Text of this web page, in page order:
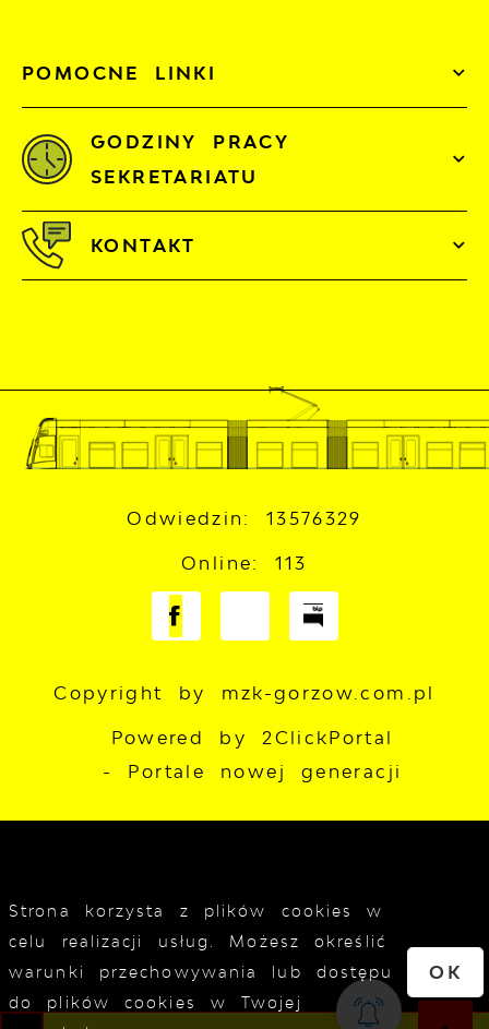
POMOCNE LINKI
GODZINY PRACY
SEKRETARIATU
KONTAKT
Odwiedzin: 13576329
Online: 113
Copyright by mzk-gorzow.com.pl
Powered by 2ClickPortal
- Portale nowej generacji
Strona korzysta z plików cookies w
celu realizacji usług. Możesz określić
warunki przechowywania lub dostępu
do plików cookies w Twojej
OK